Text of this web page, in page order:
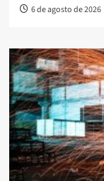
6 de agosto de 2026